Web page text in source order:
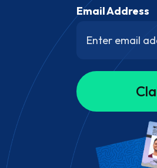
Email Address